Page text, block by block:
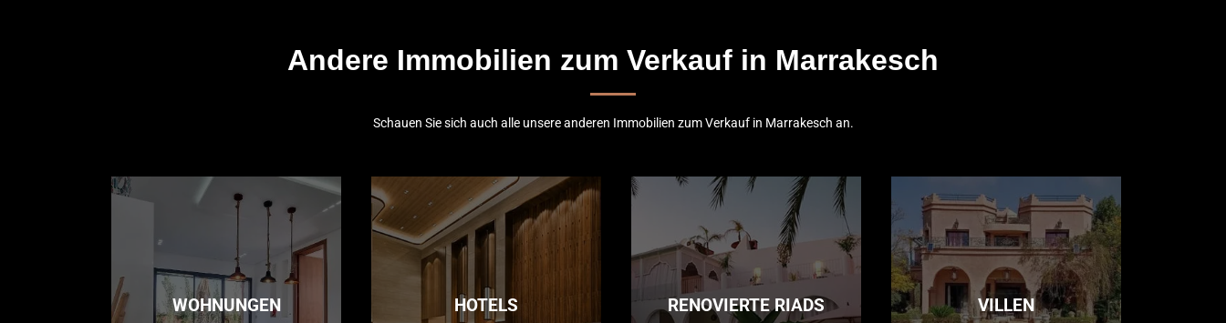
Andere Immobilien zum Verkauf in Marrakesch
Schauen Sie sich auch alle unsere anderen Immobilien zum Verkauf in Marrakesch an.
WOHNUNGEN HOTELS RENOVIERTE RIADS VILLEN